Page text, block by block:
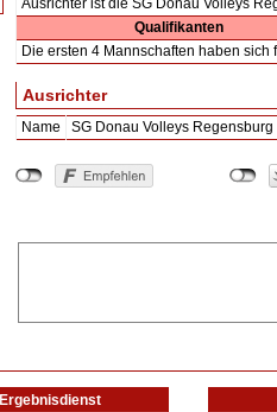
Ausrichter ist die SG Donau Volleys
Qualifikanten
Die ersten 4 Mannschaften haben
Ausrichter
Name SG Donau Volleys Regensburg
Ergebnisdienst